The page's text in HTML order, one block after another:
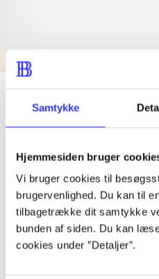
Samtykke
Hjemmesiden bruger
Vi bruger cookies til
brugervenlighed. Du kan til
tilbagetrække dit samtykke
bunden af siden. Du kan
cookies under ”Detaljer”.
Nyhed
lorem ipsum dolor sit amet ...
lorem ipsum dolor sit amet ...
lorem ipsum dolor sit amet ...
lorem ipsum dolor sit amet ...
lorem ipsum dolor sit amet ...
lorem ipsum dolor sit amet ...